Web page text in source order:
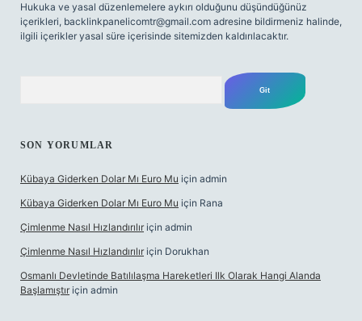
Hukuka ve yasal düzenlemelere aykırı olduğunu düşündüğünüz
içerikleri, backlinkpanelicomtr@gmail.com adresine bildirmeniz halinde,
ilgili içerikler yasal süre içerisinde sitemizden kaldırılacaktır.
SON YORUMLAR
Kübaya Giderken Dolar Mı Euro Mu için admin
Kübaya Giderken Dolar Mı Euro Mu için Rana
Çimlenme Nasıl Hızlandırılır için admin
Çimlenme Nasıl Hızlandırılır için Dorukhan
Osmanlı Devletinde Batılılaşma Hareketleri Ilk Olarak Hangi Alanda
Başlamıştır için admin